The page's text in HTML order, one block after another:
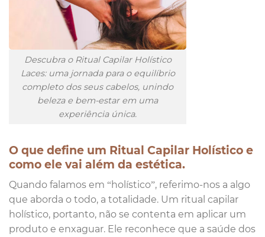
Descubra o Ritual Capilar Holístico
Laces: uma jornada para o equilíbrio
completo dos seus cabelos, unindo
beleza e bem-estar em uma
experiência única.
O que define um Ritual Capilar Holístico e
como ele vai além da estética.
Quando falamos em “holístico”, referimo-nos a algo
que aborda o todo, a totalidade. Um ritual capilar
holístico, portanto, não se contenta em aplicar um
produto e enxaguar. Ele reconhece que a saúde dos